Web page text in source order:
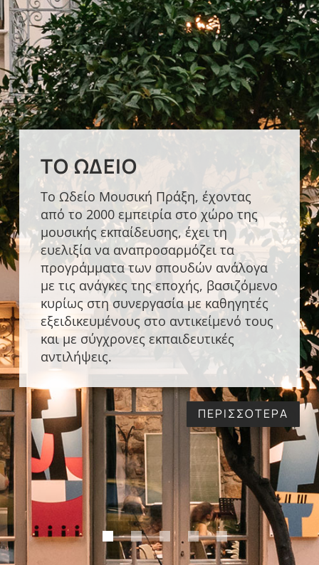
ΤΟ ΩΔΕΊΟ
Το Ωδείο Μουσική Πράξη, έχοντας
από το 2000 εμπειρία στο χώρο της
μουσικής εκπαίδευσης, έχει τη
ευελιξία να αναπροσαρμόζει τα
προγράμματα των σπουδών ανάλογα
με τις ανάγκες της εποχής, βασιζόμενο
κυρίως στη συνεργασία με καθηγητές
εξειδικευμένους στο αντικείμενό τους
και με σύγχρονες εκπαιδευτικές
αντιλήψεις.
ΠΕΡΙΣΣΟΤΕΡΑ